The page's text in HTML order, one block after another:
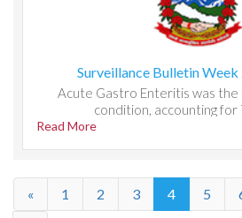
Surveillance Bulletin Week
Acute Gastro Enteritis was
condition, accounting for
Read More
« 1 2 3 4 5